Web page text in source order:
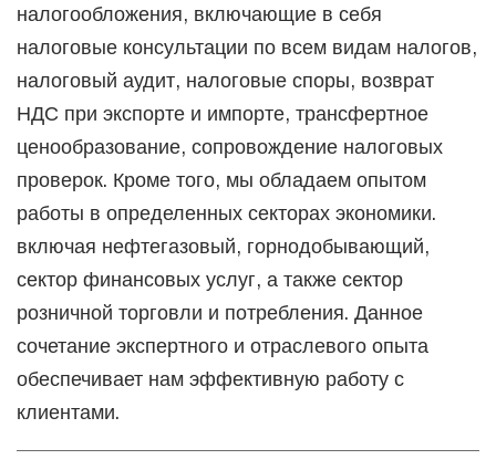
налогообложения, включающие в себя
налоговые консультации по всем видам налогов,
налоговый аудит, налоговые споры, возврат
НДС при экспорте и импорте, трансфертное
ценообразование, сопровождение налоговых
проверок. Кроме того, мы обладаем опытом
работы в определенных секторах экономики.
включая нефтегазовый, горнодобывающий,
сектор финансовых услуг, а также сектор
розничной торговли и потребления. Данное
сочетание экспертного и отраслевого опыта
обеспечивает нам эффективную работу с
клиентами.